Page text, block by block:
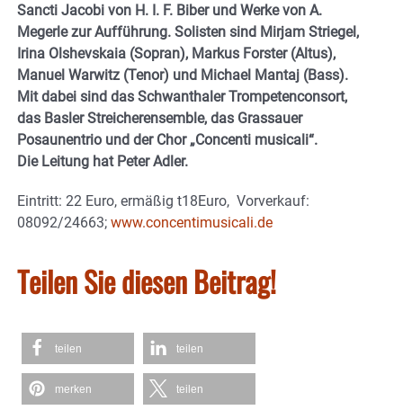
Sancti Jacobi von H. I. F. Biber und Werke von A.
Megerle zur Aufführung. Solisten sind Mirjam Striegel,
Irina Olshevskaia (Sopran), Markus Forster (Altus),
Manuel Warwitz (Tenor) und Michael Mantaj (Bass).
Mit dabei sind das Schwanthaler Trompetenconsort,
das Basler Streicherensemble, das Grassauer
Posaunentrio und der Chor „Concenti musicali“.
Die Leitung hat Peter Adler.
Eintritt: 22 Euro, ermäßig t18Euro, Vorverkauf:
08092/24663; www.concentimusicali.de
Teilen Sie diesen Beitrag!
teilen teilen
merken teilen